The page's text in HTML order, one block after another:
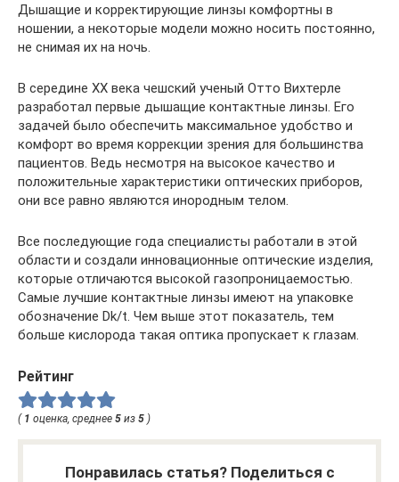
Дышащие и корректирующие линзы комфортны в
ношении, а некоторые модели можно носить постоянно,
не снимая их на ночь.
В середине XX века чешский ученый Отто Вихтерле
разработал первые дышащие контактные линзы. Его
задачей было обеспечить максимальное удобство и
комфорт во время коррекции зрения для большинства
пациентов. Ведь несмотря на высокое качество и
положительные характеристики оптических приборов,
они все равно являются инородным телом.
Все последующие года специалисты работали в этой
области и создали инновационные оптические изделия,
которые отличаются высокой газопроницаемостью.
Самые лучшие контактные линзы имеют на упаковке
обозначение Dk/t. Чем выше этот показатель, тем
больше кислорода такая оптика пропускает к глазам.
Рейтинг
( 1 оценка, среднее 5 из 5 )
Понравилась статья? Поделиться с